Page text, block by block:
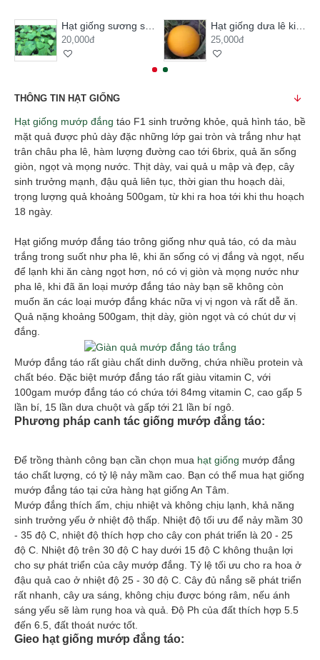
Hạt giống sương sâm lông
20,000đ
Hạt giống dưa lê kim hoàng hậu
25,000đ
THÔNG TIN HẠT GIỐNG
Hạt giống mướp đắng táo F1 sinh trưởng khỏe, quả hình táo, bề
mặt quả được phủ dày đặc những lớp gai tròn và trắng như hạt
trân châu pha lê, hàm lượng đường cao tới 6brix, quả ăn sống
giòn, ngọt và mọng nước. Thịt dày, vai quả u mập và đẹp, cây
sinh trưởng mạnh, đậu quả liên tục, thời gian thu hoạch dài,
trọng lượng quả khoảng 500gam, từ khi ra hoa tới khi thu hoạch
18 ngày.
Hạt giống mướp đắng táo trông giống như quả táo, có da màu
trắng trong suốt như pha lê, khi ăn sống có vị đắng và ngọt, nếu
để lạnh khi ăn càng ngọt hơn, nó có vị giòn và mọng nước như
pha lê, khi đã ăn loại mướp đắng táo này bạn sẽ không còn
muốn ăn các loại mướp đắng khác nữa vị vị ngon và rất dễ ăn.
Quả nặng khoảng 500gam, thịt dày, giòn ngọt và có chút dư vị
đắng.
Mướp đắng táo rất giàu chất dinh dưỡng, chứa nhiều protein và
chất béo. Đặc biệt mướp đắng táo rất giàu vitamin C, với
100gam mướp đắng táo có chứa tới 84mg vitamin C, cao gấp 5
lần bí, 15 lần dưa chuột và gấp tới 21 lần bí ngô.
Phương pháp canh tác giống mướp đắng táo:
Để trồng thành công bạn cần chọn mua hạt giống mướp đắng
táo chất lượng, có tỷ lệ nảy mầm cao. Bạn có thể mua hạt giống
mướp đắng táo tại cửa hàng hạt giống An Tâm.
Mướp đắng thích ấm, chịu nhiệt và không chịu lạnh, khả năng
sinh trưởng yếu ở nhiệt độ thấp. Nhiệt độ tối ưu để nảy mầm 30
- 35 độ C, nhiệt độ thích hợp cho cây con phát triển là 20 - 25
độ C. Nhiệt độ trên 30 độ C hay dưới 15 độ C không thuận lợi
cho sự phát triển của cây mướp đắng. Tỷ lệ tối ưu cho ra hoa ở
đậu quả cao ở nhiệt độ 25 - 30 độ C. Cây đủ nắng sẽ phát triển
rất nhanh, cây ưa sáng, không chịu được bóng râm, nếu ánh
sáng yếu sẽ làm rụng hoa và quả. Độ Ph của đất thích hợp 5.5
đến 6.5, đất thoát nước tốt.
Gieo hạt giống mướp đắng táo: